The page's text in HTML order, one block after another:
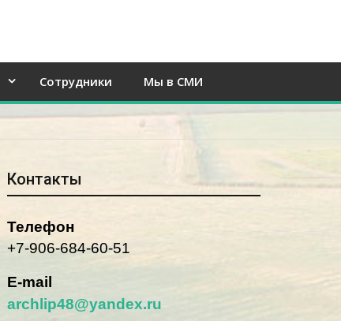
Сотрудники Мы в СМИ
Контакты
Телефон
+7-906-684-60-51
E-mail
archlip48@yandex.ru